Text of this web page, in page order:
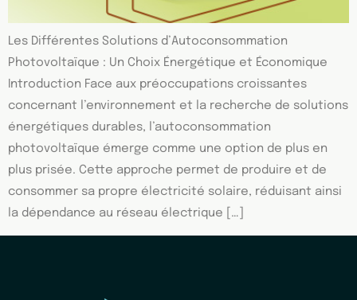
Les Différentes Solutions d’Autoconsommation
Photovoltaïque : Un Choix Énergétique et Économique
Introduction Face aux préoccupations croissantes
concernant l’environnement et la recherche de solutions
énergétiques durables, l’autoconsommation
photovoltaïque émerge comme une option de plus en
plus prisée. Cette approche permet de produire et de
consommer sa propre électricité solaire, réduisant ainsi
la dépendance au réseau électrique […]